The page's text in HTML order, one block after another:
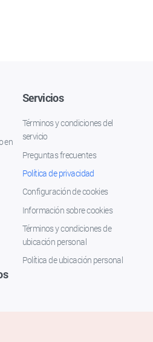
en
Servicios
Términos y condiciones del
servicio
Preguntas frecuentes
Política de privacidad
Configuración de cookies
Información sobre cookies
Términos y condiciones de
ubicación personal
Política de ubicación personal